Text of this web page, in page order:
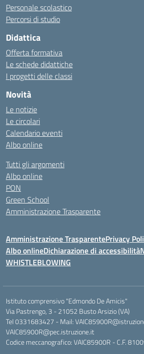
Personale scolastico
Percorsi di studio
Didattica
Offerta formativa
Le schede didattiche
I progetti delle classi
Novità
Le notizie
Le circolari
Calendario eventi
Albo online
Tutti gli argomenti
Albo online
PON
Green School
Amministrazione Trasparente
Amministrazione TrasparentePrivacy
Albo onlineDichiarazione di accessibilità
WHISTLEBLOWING
Istituto comprensivo "Edmondo De Amicis"
Via Pastrengo, 3 - 21052 Busto Arsizio (VA)
Tel 0331683427 - Mail:
VAIC85900R@pec.istruzione.it
Codice meccanografico: VAIC85900R - C.F.